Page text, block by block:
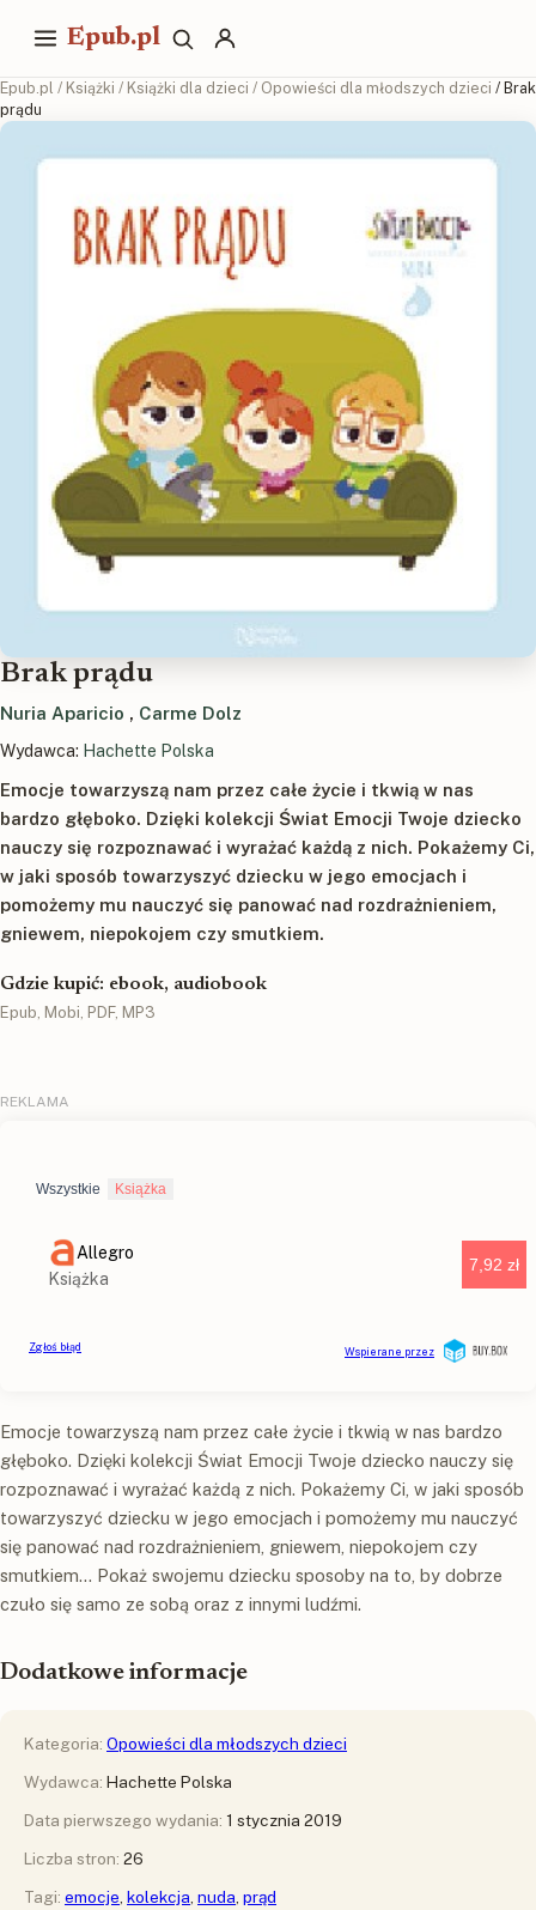
Epub.pl
Epub.pl / Książki / Książki dla dzieci / Opowieści dla młodszych dzieci / Brak
prądu
Brak prądu
Nuria Aparicio , Carme Dolz
Wydawca: Hachette Polska
Emocje towarzyszą nam przez całe życie i tkwią w nas
bardzo głęboko. Dzięki kolekcji Świat Emocji Twoje dziecko
nauczy się rozpoznawać i wyrażać każdą z nich. Pokażemy Ci,
w jaki sposób towarzyszyć dziecku w jego emocjach i
pomożemy mu nauczyć się panować nad rozdrażnieniem,
gniewem, niepokojem czy smutkiem.
Gdzie kupić: ebook, audiobook
Epub, Mobi, PDF, MP3
Emocje towarzyszą nam przez całe życie i tkwią w nas bardzo
głęboko. Dzięki kolekcji Świat Emocji Twoje dziecko nauczy się
rozpoznawać i wyrażać każdą z nich. Pokażemy Ci, w jaki sposób
towarzyszyć dziecku w jego emocjach i pomożemy mu nauczyć
się panować nad rozdrażnieniem, gniewem, niepokojem czy
smutkiem... Pokaż swojemu dziecku sposoby na to, by dobrze
czuło się samo ze sobą oraz z innymi ludźmi.
Dodatkowe informacje
Kategoria: Opowieści dla młodszych dzieci
Wydawca: Hachette Polska
Data pierwszego wydania: 1 stycznia 2019
Liczba stron: 26
Tagi: emocje, kolekcja, nuda, prąd